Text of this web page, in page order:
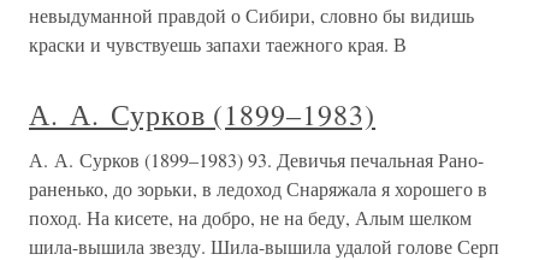
невыдуманной правдой о Сибири, словно бы видишь
краски и чувствуешь запахи таежного края. В
А. А. Сурков (1899–1983)
А. А. Сурков (1899–1983) 93. Девичья печальная Рано-
раненько, до зорьки, в ледоход Снаряжала я хорошего в
поход. На кисете, на добро, не на беду, Алым шелком
шила-вышила звезду. Шила-вышила удалой голове Серп